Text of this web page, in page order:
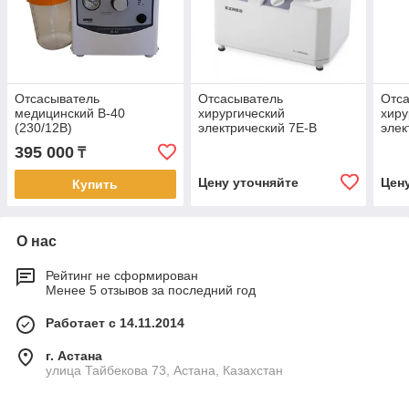
Отсасыватель
медицинский В-40
(230/12В)
395 000 ₸
Купить
Отсасыватель
хирургический
электрический 7Е-B
Цену уточняйте
О нас
Рейтинг не сформирован
Менее 5 отзывов за последний год
Работает с 14.11.2014
г. Астана
улица Тайбекова 73, Астана, Казахстан